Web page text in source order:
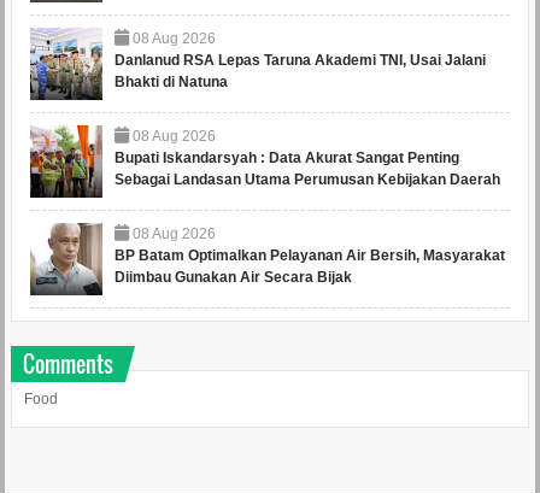
08 Aug 2026
Danlanud RSA Lepas Taruna Akademi TNI, Usai Jalani
Bhakti di Natuna
08 Aug 2026
Bupati Iskandarsyah : Data Akurat Sangat Penting
Sebagai Landasan Utama Perumusan Kebijakan Daerah
08 Aug 2026
BP Batam Optimalkan Pelayanan Air Bersih, Masyarakat
Diimbau Gunakan Air Secara Bijak
Comments
Food